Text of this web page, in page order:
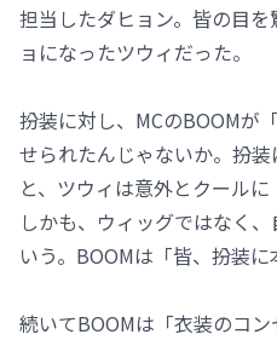
担当したダヒョン。皆の目
ョになったツウィだった。
扮装に対し、MCのBOOMが
せられたんじゃないか。扮
と、ツウィは意外とクールに
しかも、ウィッグではなく
いう。BOOMは「皆、扮装に
続いてBOOMは「衣装のコ